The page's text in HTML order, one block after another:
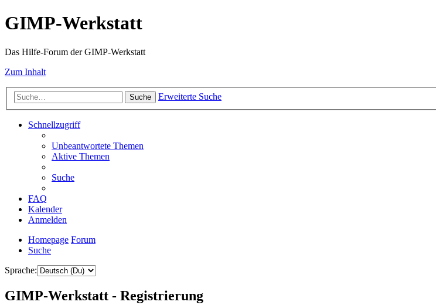
GIMP-Werkstatt
Das Hilfe-Forum der GIMP-Werkstatt
Zum Inhalt
Suche Erweiterte Suche
Schnellzugriff
Unbeantwortete Themen
Aktive Themen
Suche
FAQ
Kalender
Anmelden
Homepage Forum
Suche
Sprache:
GIMP-Werkstatt - Registrierung